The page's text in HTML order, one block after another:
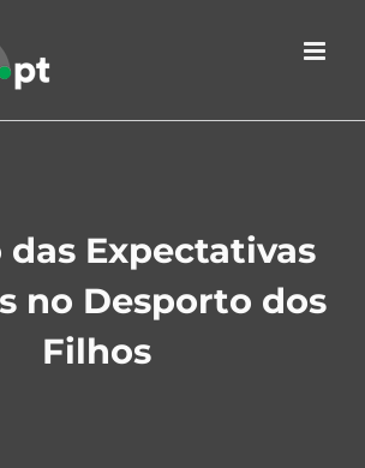
das Expectativas
no Desporto dos
Filhos